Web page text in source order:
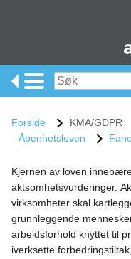
Forside KMA/GDPR
Åpenhetsloven
Kjernen av loven
aktsomhetsvurderinger.
virksomheter skal
grunnleggende
arbeidsforhold knyttet til
iverksette